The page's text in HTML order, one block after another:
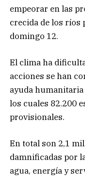
empeorar en las
crecida de los ríos
domingo 12.
El clima ha
acciones se han
ayuda humanitaria
los cuales 82.200
provisionales.
En total son 2,1
damnificadas por
agua, energía y